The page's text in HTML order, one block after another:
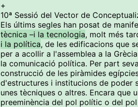
+
10ª Sessió del Vector de
Els últims segles han posat de
tècnica –i la tecnologia, molt més
i la política, de les edificacions que
per a acollir a l'assemblea a la
la comunicació política. Per part
construcció de les piràmides
d'estructures i institucions de poder
unes tècniques o altres. Encara que
preeminència del pol polític o del